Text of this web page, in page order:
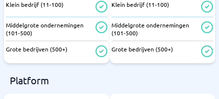
Klein bedrijf (11-100)
Middelgrote ondernemingen
(101-500)
Grote bedrijven (500+)
Klein bedrijf (11-100)
Middelgrote ondernemingen
(101-500)
Grote bedrijven (500+)
Platform